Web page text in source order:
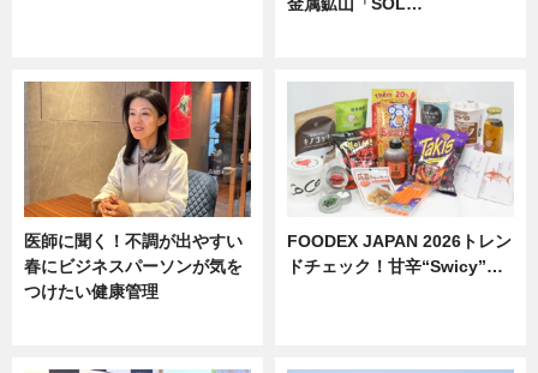
医師に聞く！不調が出やすい
春にビジネスパーソンが気を
つけたい健康管理
FOODEX JAPAN 2026トレン
ドチェック！甘辛“Swicy”…